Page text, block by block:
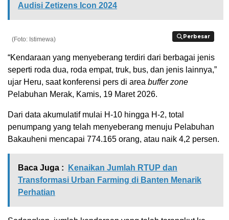
Audisi Zetizens Icon 2024
Perbesar
Perbesar
(Foto: Istimewa)
“Kendaraan yang menyeberang terdiri dari berbagai jenis
seperti roda dua, roda empat, truk, bus, dan jenis lainnya,”
ujar Heru, saat konferensi pers di area buffer zone
Pelabuhan Merak, Kamis, 19 Maret 2026.
Dari data akumulatif mulai H-10 hingga H-2, total
penumpang yang telah menyeberang menuju Pelabuhan
Bakauheni mencapai 774.165 orang, atau naik 4,2 persen.
Baca Juga :
Kenaikan Jumlah RTUP dan
Transformasi Urban Farming di Banten Menarik
Perhatian